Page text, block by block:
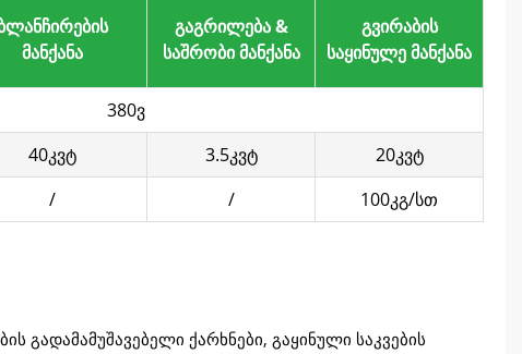
მანქანა
გაგრილება &
საშრობი მანქანა
გვირაბის
საყინულე მანქანა
380ვ
40კვტ 3.5კვტ
20კვტ
/ / 100კგ/სთ
გადამამუშავებელი ქარხნები, გაყინული საკვების